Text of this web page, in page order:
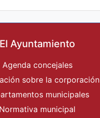
El Ayuntamiento
Agenda concejales
sobre la corporación
municipales
Normativa municipal